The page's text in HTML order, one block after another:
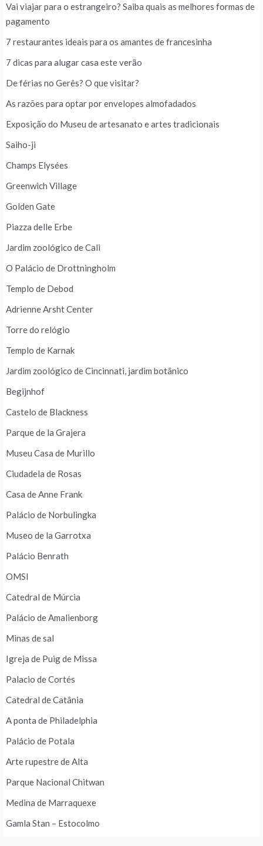
Vai viajar para o estrangeiro? Saiba quais as melhores formas de
pagamento
7 restaurantes ideais para os amantes de francesinha
7 dicas para alugar casa este verão
De férias no Gerês? O que visitar?
As razões para optar por envelopes almofadados
Exposição do Museu de artesanato e artes tradicionais
Saiho-ji
Champs Elysées
Greenwich Village
Golden Gate
Piazza delle Erbe
Jardim zoológico de Cali
O Palácio de Drottningholm
Templo de Debod
Adrienne Arsht Center
Torre do relógio
Templo de Karnak
Jardim zoológico de Cincinnati, jardim botânico
Begijnhof
Castelo de Blackness
Parque de la Grajera
Museu Casa de Murillo
Ciudadela de Rosas
Casa de Anne Frank
Palácio de Norbulingka
Museo de la Garrotxa
Palácio Benrath
OMSI
Catedral de Múrcia
Palácio de Amalienborg
Minas de sal
Igreja de Puig de Missa
Palacio de Cortés
Catedral de Catânia
A ponta de Philadelphia
Palácio de Potala
Arte rupestre de Alta
Parque Nacional Chitwan
Medina de Marraquexe
Gamla Stan – Estocolmo